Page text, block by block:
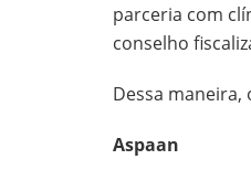
parceria com
conselho
Dessa
Aspaan